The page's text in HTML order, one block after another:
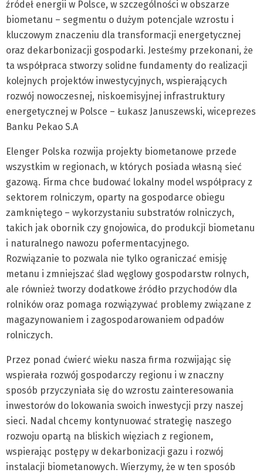
źródeł energii w Polsce, w szczególności w obszarze
biometanu – segmentu o dużym potencjale wzrostu i
kluczowym znaczeniu dla transformacji energetycznej
oraz dekarbonizacji gospodarki. Jesteśmy przekonani, że
ta współpraca stworzy solidne fundamenty do realizacji
kolejnych projektów inwestycyjnych, wspierających
rozwój nowoczesnej, niskoemisyjnej infrastruktury
energetycznej w Polsce – Łukasz Januszewski, wiceprezes
Banku Pekao S.A
Elenger Polska rozwija projekty biometanowe przede
wszystkim w regionach, w których posiada własną sieć
gazową. Firma chce budować lokalny model współpracy z
sektorem rolniczym, oparty na gospodarce obiegu
zamkniętego – wykorzystaniu substratów rolniczych,
takich jak obornik czy gnojowica, do produkcji biometanu
i naturalnego nawozu pofermentacyjnego.
Rozwiązanie to pozwala nie tylko ograniczać emisję
metanu i zmniejszać ślad węglowy gospodarstw rolnych,
ale również tworzy dodatkowe źródło przychodów dla
rolników oraz pomaga rozwiązywać problemy związane z
magazynowaniem i zagospodarowaniem odpadów
rolniczych.
Przez ponad ćwierć wieku nasza firma rozwijając się
wspierała rozwój gospodarczy regionu i w znaczny
sposób przyczyniała się do wzrostu zainteresowania
inwestorów do lokowania swoich inwestycji przy naszej
sieci. Nadal chcemy kontynuować strategię naszego
rozwoju opartą na bliskich więziach z regionem,
wspierając postępy w dekarbonizacji gazu i rozwój
instalacji biometanowych. Wierzymy, że w ten sposób